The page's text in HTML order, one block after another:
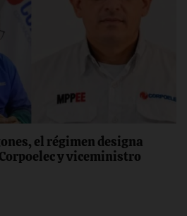
el régimen designa
y viceministro